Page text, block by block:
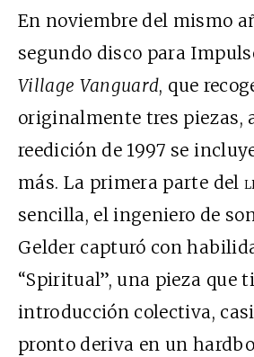
En noviembre del mismo
segundo disco para
Village Vanguard, que
originalmente tres piezas,
reedición de 1997 se
más. La primera parte del
sencilla, el ingeniero de
Gelder capturó con
“Spiritual”, una pieza que
introducción colectiva, casi
pronto deriva en un